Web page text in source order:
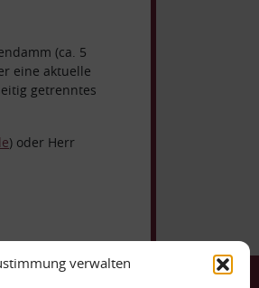
verwalten
(ca. 5
eine aktuelle
getrenntes
) oder Herr